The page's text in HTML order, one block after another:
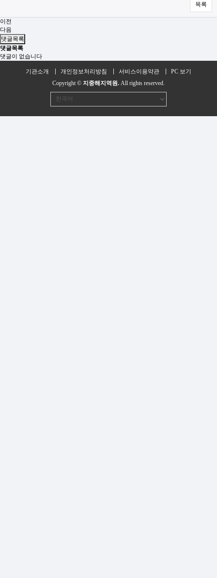
목록
이전
다음
댓글목록
댓글목록
댓글이 없습니다
기관소개 개인정보처리방침 서비스이용약관
PC 보기
Copyright © 지중해지역원. All rights reserved.